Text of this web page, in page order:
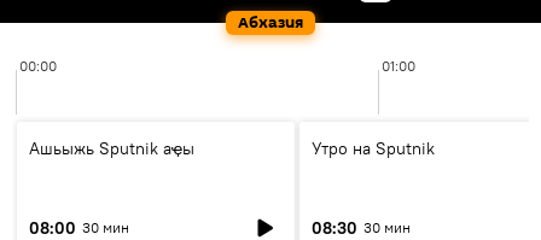
Абхазия
00:00 01:00
Ашьыжь Sputnik аҿы
08:00 30 мин
Утро на Sputnik
08:30 30 мин